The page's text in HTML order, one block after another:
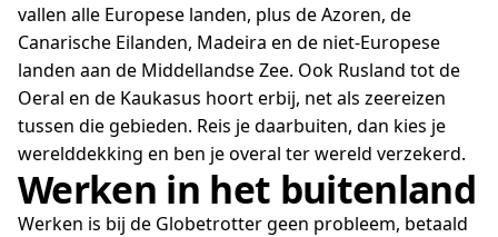
vallen alle Europese landen, plus de Azoren, de
Canarische Eilanden, Madeira en de niet-Europese
landen aan de Middellandse Zee. Ook Rusland tot de
Oeral en de Kaukasus hoort erbij, net als zeereizen
tussen die gebieden. Reis je daarbuiten, dan kies je
werelddekking en ben je overal ter wereld verzekerd.
Werken in het buitenland
Werken is bij de Globetrotter geen probleem, betaald